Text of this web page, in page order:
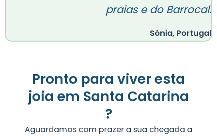
praias e do Barrocal.
Sónia, Portugal
Pronto para viver esta
joia em Santa Catarina
?
Aguardamos com prazer a sua chegada a